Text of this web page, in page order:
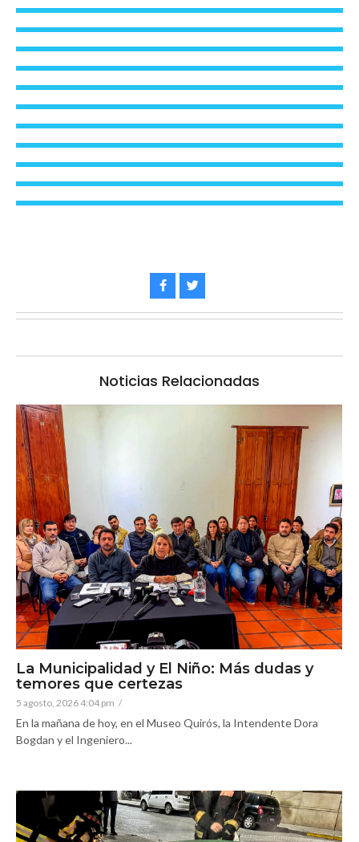
Noticias Relacionadas
La Municipalidad y El Niño: Más dudas y
temores que certezas
5 agosto, 2026 4:04 pm /
En la mañana de hoy, en el Museo Quirós, la Intendente Dora
Bogdan y el Ingeniero...